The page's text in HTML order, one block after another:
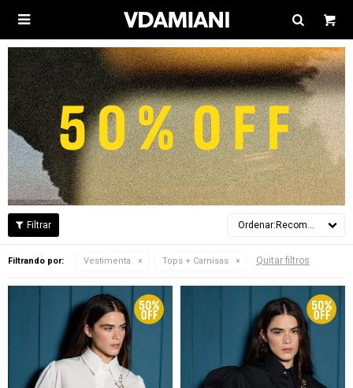

Recomendados
Filtrando por: Vestimenta Tops + Camisas Quitar filtros